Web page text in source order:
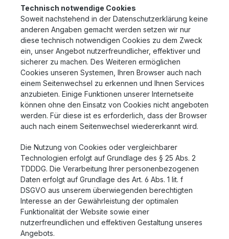
Technisch notwendige Cookies
Soweit nachstehend in der Datenschutzerklärung keine
anderen Angaben gemacht werden setzen wir nur
diese technisch notwendigen Cookies zu dem Zweck
ein, unser Angebot nutzerfreundlicher, effektiver und
sicherer zu machen. Des Weiteren ermöglichen
Cookies unseren Systemen, Ihren Browser auch nach
einem Seitenwechsel zu erkennen und Ihnen Services
anzubieten. Einige Funktionen unserer Internetseite
können ohne den Einsatz von Cookies nicht angeboten
werden. Für diese ist es erforderlich, dass der Browser
auch nach einem Seitenwechsel wiedererkannt wird.
Die Nutzung von Cookies oder vergleichbarer
Technologien erfolgt auf Grundlage des § 25 Abs. 2
TDDDG. Die Verarbeitung Ihrer personenbezogenen
Daten erfolgt auf Grundlage des Art. 6 Abs. 1 lit. f
DSGVO aus unserem überwiegenden berechtigten
Interesse an der Gewährleistung der optimalen
Funktionalität der Website sowie einer
nutzerfreundlichen und effektiven Gestaltung unseres
Angebots.